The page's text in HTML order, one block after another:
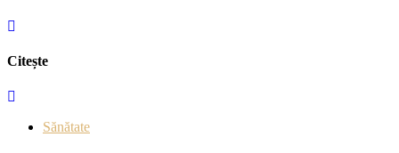
Citește
Sănătate